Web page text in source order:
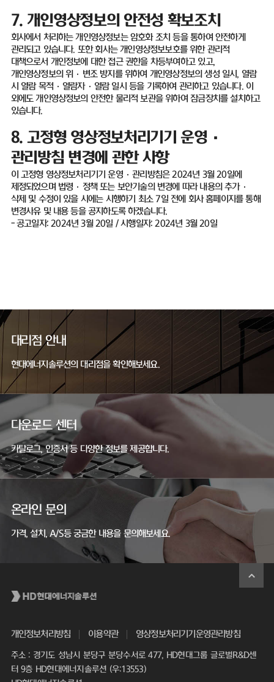
7. 개인영상정보의 안전성 확보조치
회사에서 처리하는 개인영상정보는 암호화 조치 등을 통하여 안전하게
관리되고 있습니다. 또한 회사는 개인영상정보보호를 위한 관리적
대책으로서 개인정보에 대한 접근 권한을 차등부여하고 있고,
개인영상정보의 위 · 변조 방지를 위하여 개인영상정보의 생성 일시 , 열람
시 열람 목적·열람자·열람 일시 등을 기록하여 관리하고 있습니다. 이
외에도 개인영상정보의 안전한 물리적 보관을 위하여 잠금장치를 설치하고
있습니다.
8. 고정형 영상정보처리기기 운영·
관리방침 변경에 관한 사항
이 고정형 영상정보처리기기 운영·관리방침은2024년 3월20일에
제정되었으며 법령 · 정책 또는 보안기술의 변경에 따라 내용의 추가·
삭제 및 수정이 있을 시에는 시행하기 최소7일 전에 회사 홈페이지를 통해
변경사유 및 내용 등을 공지하도록 하겠습니다.
-공고일자: 2024년3월 20일 /시행일자: 2024년 3월20일
대리점 안내
현대에너지솔루션의 대리점을 확인해보세요.
다운로드 센터
카탈로그, 인증서 등 다양한 정보를 제공합니다.
온라인 문의
가격, 설치, A/S등 궁금한 내용을 문의해보세요.
개인정보처리방침 이용약관 영상정보처리기기운영관리방침
주소 : 경기도 성남시 분당구 분당수서로 477, HD현대그룹 글로벌R&D센
터 9층 HD현대에너지솔루션 (우:13553)